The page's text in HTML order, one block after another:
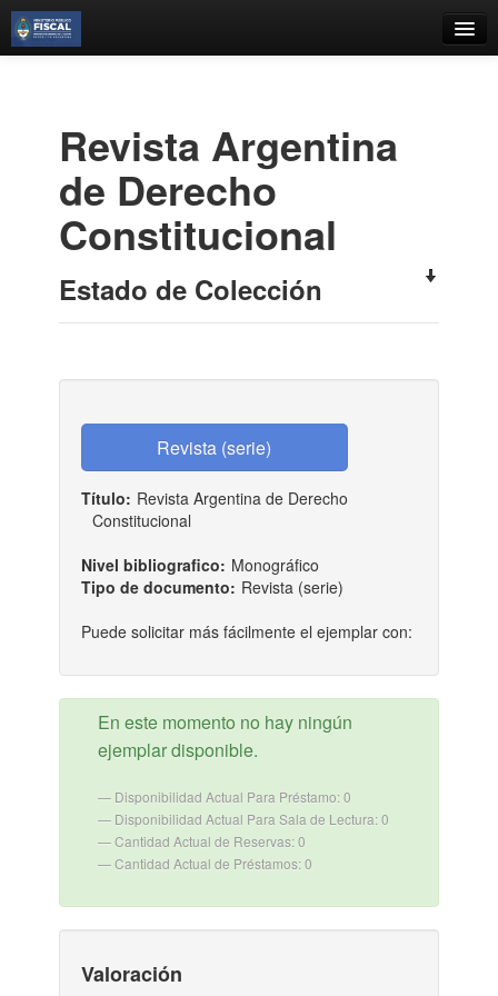
Estantes Virtuales
Contacto
Iniciar sesión
Revista Argentina
de Derecho
Constitucional
Estado de Colección
Título: Revista Argentina de Derecho
Constitucional
Nivel bibliografico: Monográfico
Tipo de documento: Revista (serie)
Puede solicitar más fácilmente el ejemplar con:
En este momento no hay ningún
ejemplar disponible.
Disponibilidad Actual Para Préstamo: 0
Disponibilidad Actual Para Sala de Lectura: 0
Cantidad Actual de Reservas: 0
Cantidad Actual de Préstamos: 0
Valoración